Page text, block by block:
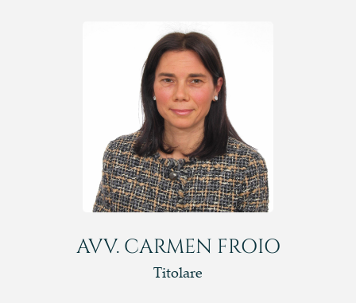
AVV. CARMEN FROIO
Titolare